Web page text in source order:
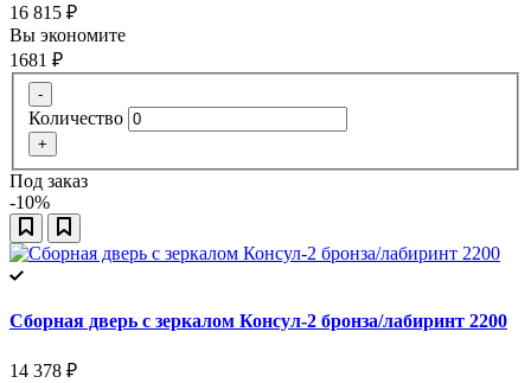
16 815 ₽
Вы экономите
1681 ₽
-
Количество
+
Под заказ
-10%
Сборная дверь с зеркалом Консул-2 бронза/лабиринт 2200
14 378 ₽